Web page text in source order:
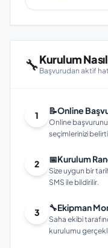
🔧Kurulum Nasıl
Başvurudan aktif
1 📝Online
Online
seçimlerinizi
2 📅Kurulum
Size uygun bir
SMS ile bildirilir.
3 🔧Ekipman
Saha ekibi
kurulumu